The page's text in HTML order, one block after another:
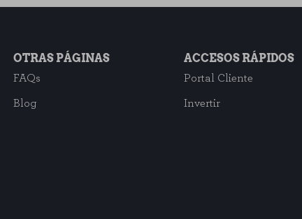
OTRAS PÁGINAS
FAQs
Blog
ACCESOS RÁPIDOS
Portal Cliente
Invertir